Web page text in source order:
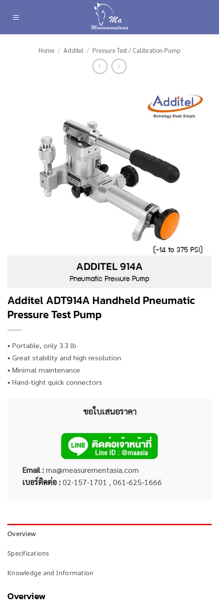
Home / Additel / Pressure Test / Calibration Pump
Additel ADT914A Handheld Pneumatic
Pressure Test Pump
• Portable, only 3.3 lb
• Great stability and high resolution
• Minimal maintenance
• Hand-tight quick connectors
ขอใบเสนอราคา
Email :ma@measurementasia.com
เบอร์ติดต่อ :02-157-1701 , 061-625-1666
Overview
Specifications
Knowledge and Information
Overview